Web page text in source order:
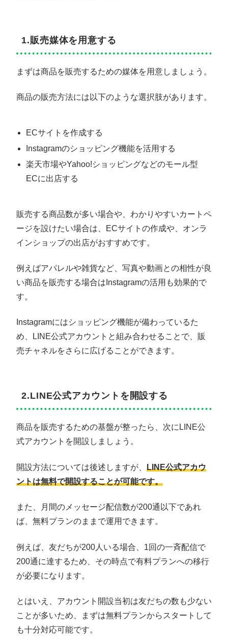
1.販売媒体を用意する
まずは商品を販売するための媒体を用意しましょう。
商品の販売方法には以下のような選択肢があります。
ECサイトを作成する
Instagramのショッピング機能を活用する
楽天市場やYahoo!ショッピングなどのモール型
ECに出店する
販売する商品数が多い場合や、わかりやすいカートペ
ージを設けたい場合は、ECサイトの作成や、オンラ
インショップの出店がおすすめです。
例えばアパレルや雑貨など、写真や動画との相性が良
い商品を販売する場合はInstagramの活用も効果的で
す。
Instagramにはショッピング機能が備わっているた
め、LINE公式アカウントと組み合わせることで、販
売チャネルをさらに広げることができます。
2.LINE公式アカウントを開設する
商品を販売するための基盤が整ったら、次にLINE公
式アカウントを開設しましょう。
開設方法については後述しますが、 LINE公式アカウ
ントは無料で開設することが可能です。
また、月間のメッセージ配信数が200通以下であれ
ば、無料プランのままで運用できます。
例えば、友だちが200人いる場合、1回の一斉配信で
200通に達するため、その時点で有料プランへの移行
が必要になります。
とはいえ、アカウント開設当初は友だちの数も少ない
ことが多いため、まずは無料プランからスタートして
も十分対応可能です。